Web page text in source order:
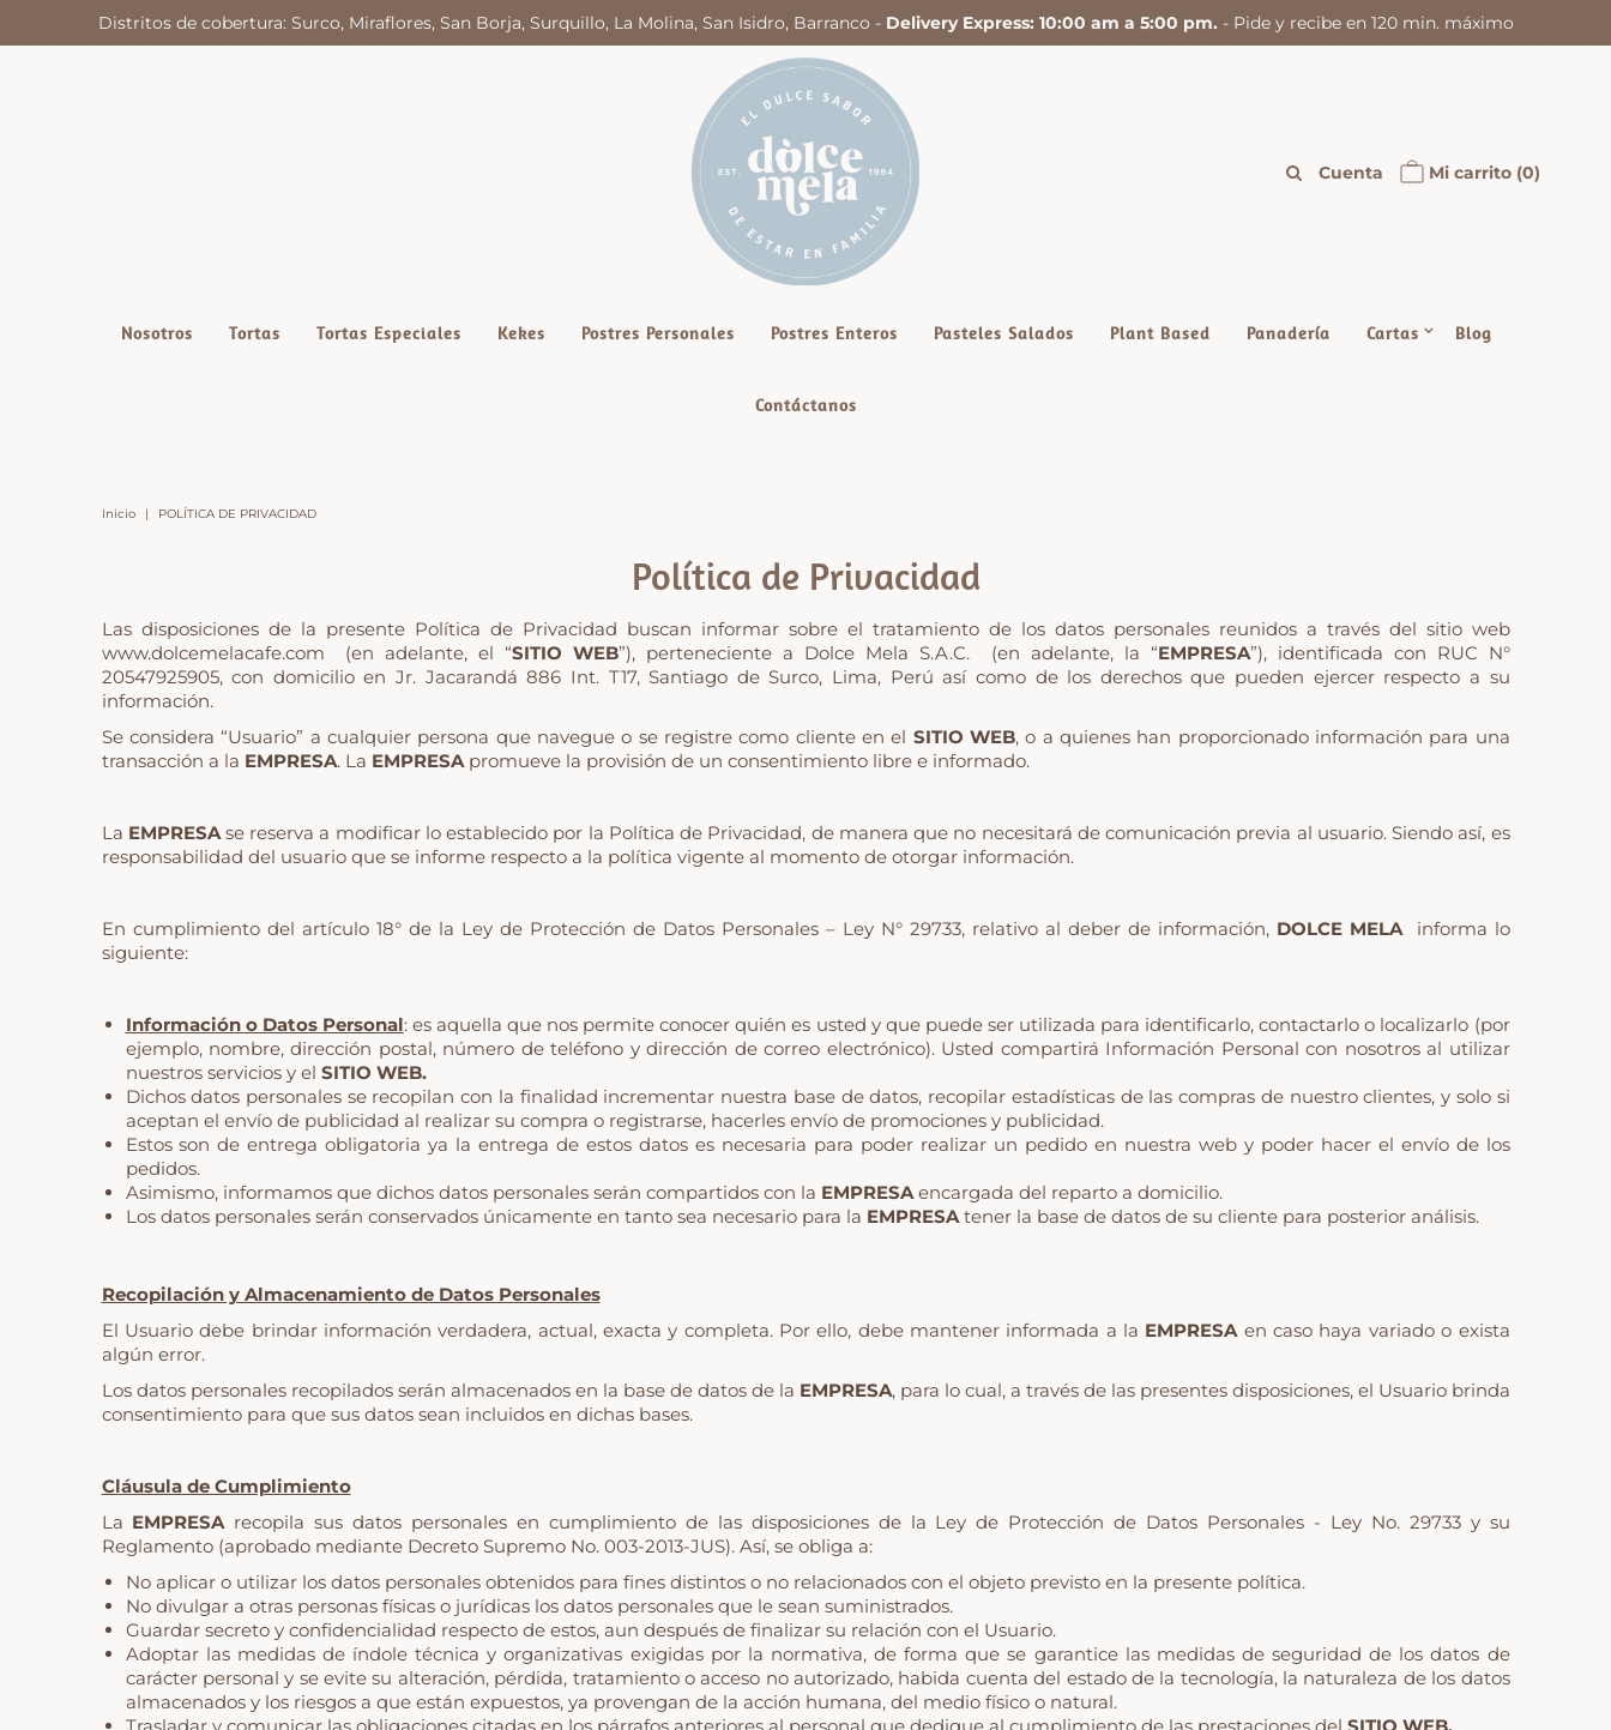
Distritos de cobertura: Surco, Miraflores, San Borja, Surquillo, La Molina, San Isidro, Barranco - Delivery Express: 10:00 am a 5:00 pm. - Pide y recibe en 120 min. máximo
Cuenta Mi carrito (0)
Nosotros Tortas Tortas Especiales Kekes Postres Personales Postres Enteros Pasteles Salados Plant Based Panadería Cartas Blog
Contáctanos
Inicio | POLÍTICA DE PRIVACIDAD
Política de Privacidad
Las disposiciones de la presente Política de Privacidad buscan informar sobre el tratamiento de los datos personales reunidos a través del sitio web
www.dolcemelacafe.com (en adelante, el “SITIO WEB”), perteneciente a Dolce Mela S.A.C. (en adelante, la “EMPRESA”), identificada con RUC N°
20547925905, con domicilio en Jr. Jacarandá 886 Int. T17, Santiago de Surco, Lima, Perú así como de los derechos que pueden ejercer respecto a su
información.
Se considera “Usuario” a cualquier persona que navegue o se registre como cliente en el SITIO WEB, o a quienes han proporcionado información para una
transacción a la EMPRESA. La EMPRESApromueve la provisión de un consentimiento libre e informado.
La EMPRESAse reserva a modificar lo establecido por la Política de Privacidad, de manera que no necesitará de comunicación previa al usuario. Siendo así, es
responsabilidad del usuario que se informe respecto a la política vigente al momento de otorgar información.
En cumplimiento del artículo 18° de la Ley de Protección de Datos Personales – Ley N° 29733, relativo al deber de información, DOLCE MELA informa lo
siguiente:
Información o Datos Personal: es aquella que nos permite conocer quién es usted y que puede ser utilizada ​para identificarlo, contactarlo o localizarlo (por
ejemplo, nombre, dirección postal, número de teléfono y dirección de correo electrónico). Usted compartirá Información Personal con nosotros al utilizar
nuestros servicios y el SITIO WEB.
Dichos datos personales se recopilan con la finalidad incrementar nuestra base de datos, recopilar estadísticas de las compras de nuestro clientes, y solo si
aceptan el envío de publicidad al realizar su compra o registrarse, hacerles envío de promociones y publicidad.
Estos son de entrega obligatoria ya la entrega de estos datos es necesaria para poder realizar un pedido en nuestra web y poder hacer el envío de los
pedidos.
Asimismo, informamos que dichos datos personales serán compartidos con la EMPRESAencargada del reparto a domicilio.
Los datos personales serán conservados únicamente en tanto sea necesario para la EMPRESAtener la base de datos de su cliente para posterior análisis.
Recopilación y Almacenamiento de Datos Personales
El Usuario debe brindar información verdadera, actual, exacta y completa. Por ello, debe mantener informada a la EMPRESAen caso haya variado o exista
algún error.
Los datos personales recopilados serán almacenados en la base de datos de la EMPRESA, para lo cual, a través de las presentes disposiciones, el Usuario brinda
consentimiento para que sus datos sean incluidos en dichas bases.
Cláusula de Cumplimiento
La EMPRESArecopila sus datos personales en cumplimiento de las disposiciones de la Ley de Protección de Datos Personales - Ley No. 29733 y su
Reglamento (aprobado mediante Decreto Supremo No. 003-2013-JUS). Así, se obliga a:
No aplicar o utilizar los datos personales obtenidos para fines distintos o no relacionados con el objeto previsto en la presente política.
No divulgar a otras personas físicas o jurídicas los datos personales que le sean suministrados.
Guardar secreto y confidencialidad respecto de estos, aun después de finalizar su relación con el Usuario.
Adoptar las medidas de índole técnica y organizativas exigidas por la normativa, de forma que se garantice las medidas de seguridad de los datos de
carácter personal y se evite su alteración, pérdida, tratamiento o acceso no autorizado, habida cuenta del estado de la tecnología, la naturaleza de los datos
almacenados y los riesgos a que están expuestos, ya provengan de la acción humana, del medio físico o natural.